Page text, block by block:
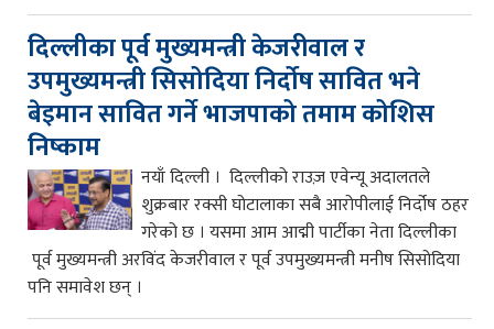
दिल्लीका पूर्व मुख्यमन्त्री केजरीवाल र
उपमुख्यमन्त्री सिसोदिया निर्दोष सावित भने
बेइमान सावित गर्ने भाजपाको तमाम कोशिस
निष्काम
नयाँ दिल्ली । दिल्लीको राउज़ एवेन्यू अदालतले
शुक्रबार रक्सी घोटालाका सबै आरोपीलाई निर्दोष ठहर
गरेको छ । यसमा आम आद्मी पार्टीका नेता दिल्लीका
पूर्व मुख्यमन्त्री अरविंद केजरीवाल र पूर्व उपमुख्यमन्त्री मनीष सिसोदिया
पनि समावेश छन् ।